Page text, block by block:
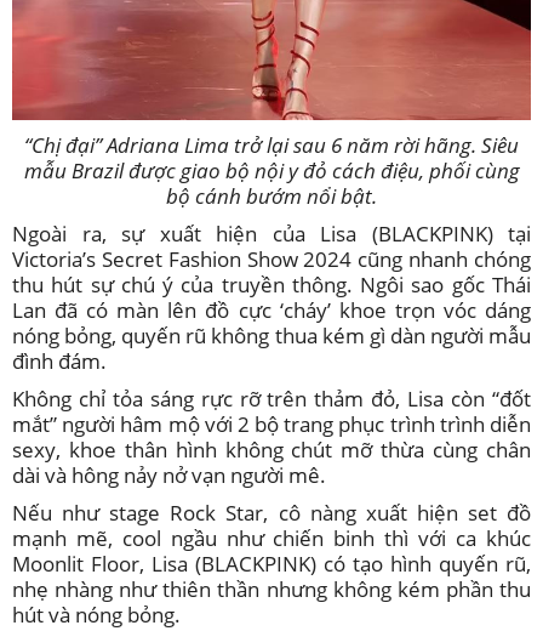
“Chị đại” Adriana Lima trở lại sau 6 năm rời hãng. Siêu
mẫu Brazil được giao bộ nội y đỏ cách điệu, phối cùng
bộ cánh bướm nổi bật.
Ngoài ra, sự xuất hiện của Lisa (BLACKPINK) tại
Victoria’s Secret Fashion Show 2024 cũng nhanh chóng
thu hút sự chú ý của truyền thông. Ngôi sao gốc Thái
Lan đã có màn lên đồ cực ‘cháy’ khoe trọn vóc dáng
nóng bỏng, quyến rũ không thua kém gì dàn người mẫu
đình đám.
Không chỉ tỏa sáng rực rỡ trên thảm đỏ, Lisa còn “đốt
mắt” người hâm mộ với 2 bộ trang phục trình trình diễn
sexy, khoe thân hình không chút mỡ thừa cùng chân
dài và hông nảy nở vạn người mê.
Nếu như stage Rock Star, cô nàng xuất hiện set đồ
mạnh mẽ, cool ngầu như chiến binh thì với ca khúc
Moonlit Floor, Lisa (BLACKPINK) có tạo hình quyến rũ,
nhẹ nhàng như thiên thần nhưng không kém phần thu
hút và nóng bỏng.